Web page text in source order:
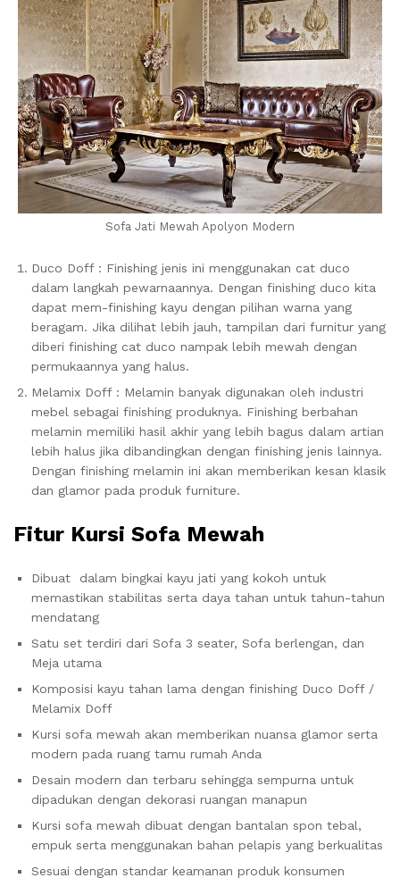
Sofa Jati Mewah Apolyon Modern
Duco Doff : Finishing jenis ini menggunakan cat duco
dalam langkah pewarnaannya. Dengan finishing duco kita
dapat mem-finishing kayu dengan pilihan warna yang
beragam. Jika dilihat lebih jauh, tampilan dari furnitur yang
diberi finishing cat duco nampak lebih mewah dengan
permukaannya yang halus.
Melamix Doff : Melamin banyak digunakan oleh industri
mebel sebagai finishing produknya. Finishing berbahan
melamin memiliki hasil akhir yang lebih bagus dalam artian
lebih halus jika dibandingkan dengan finishing jenis lainnya.
Dengan finishing melamin ini akan memberikan kesan klasik
dan glamor pada produk furniture.
Fitur Kursi Sofa Mewah
Dibuat dalam bingkai kayu jati yang kokoh untuk
memastikan stabilitas serta daya tahan untuk tahun-tahun
mendatang
Satu set terdiri dari Sofa 3 seater, Sofa berlengan, dan
Meja utama
Komposisi kayu tahan lama dengan finishing Duco Doff /
Melamix Doff
Kursi sofa mewah akan memberikan nuansa glamor serta
modern pada ruang tamu rumah Anda
Desain modern dan terbaru sehingga sempurna untuk
dipadukan dengan dekorasi ruangan manapun
Kursi sofa mewah dibuat dengan bantalan spon tebal,
empuk serta menggunakan bahan pelapis yang berkualitas
Sesuai dengan standar keamanan produk konsumen